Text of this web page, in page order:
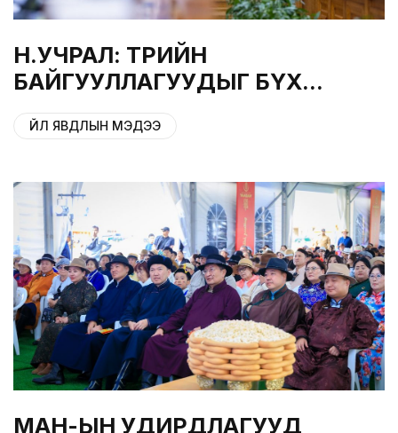
Н.УЧРАЛ: ТӨРИЙН
БАЙГУУЛЛАГУУДЫГ БҮХ
ШАТАНДАА ХЭМНЭЛТИЙН
ГОРИМД ШИЛЖҮҮЛНЭ
ҮЙЛ ЯВДЛЫН МЭДЭЭ
МАН-ЫН УДИРДЛАГУУД